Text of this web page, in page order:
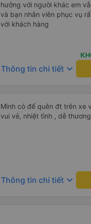
hưởng với người khác em vẫn đánh giá về chất lượng nhà xe
và bạn nhân viên phục vụ
với khách hàng
Thông tin chi tiết keyboard_arrow_down
Mình có để quên đt trên xe
vui vẻ, nhiệt tình , dễ thương
Thông tin chi tiết keyboard_arrow_down